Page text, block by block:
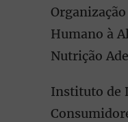
Humano à
Nutrição
Instituto de